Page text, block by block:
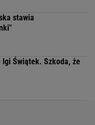
stawia
Świątek. Szkoda, że